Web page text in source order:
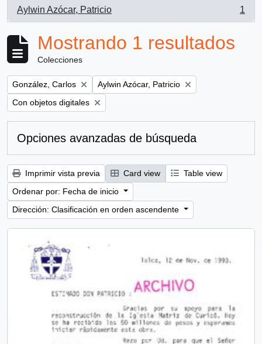
Aylwin Azócar, Patricio
, 1 resultados
1
Mostrando 1 resultados
Colecciones
Remove filter:
González, Carlos Remove filter:
Aylwin Azócar, Patricio
Remove filter:
Con objetos digitales
Opciones avanzadas de búsqueda
Imprimir vista previa Card view
Table view
Ordenar por: Fecha de inicio
Dirección: Clasificación en orden ascendente